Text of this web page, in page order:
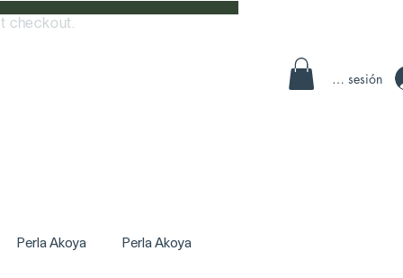
checkout.
Iniciar sesión
Perla Akoya Perla Akoya